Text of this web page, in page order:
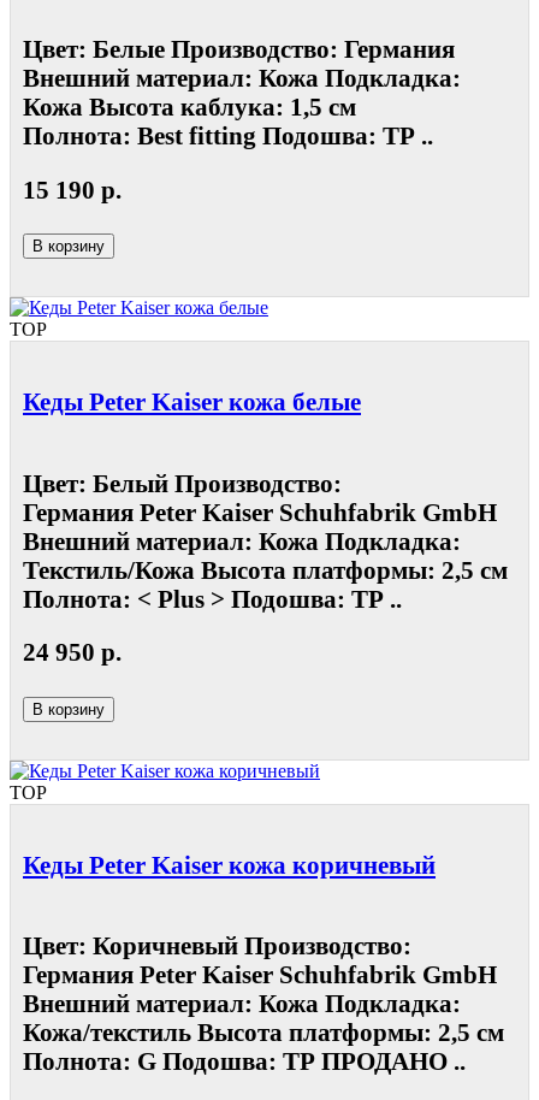
Цвет: Белые Производство: Германия
Внешний материал: Кожа Подкладка:
Кожа Высота каблука: 1,5 см
Полнота: Best fitting Подошва: ТР ..
15 190 р.
В корзину
TOP
Кеды Peter Kaiser кожа белые
Цвет: Белый Производство:
Германия Peter Kaiser Schuhfabrik GmbH
Внешний материал: Кожа Подкладка:
Текстиль/Кожа Высота платформы: 2,5 см
Полнота: < Plus > Подошва: ТР ..
24 950 р.
В корзину
TOP
Кеды Peter Kaiser кожа коричневый
Цвет: Коричневый Производство:
Германия Peter Kaiser Schuhfabrik GmbH
Внешний материал: Кожа Подкладка:
Кожа/текстиль Высота платформы: 2,5 см
Полнота: G Подошва: ТР ПРОДАНО ..